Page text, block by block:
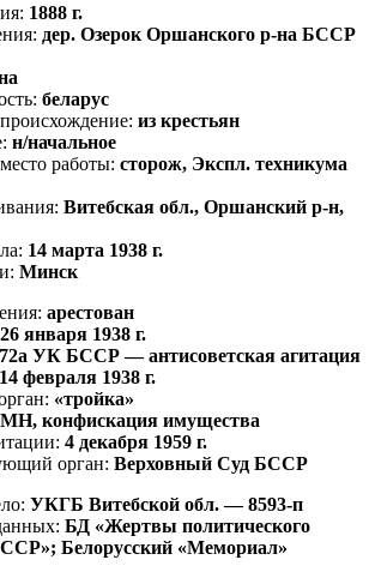
1888 г.
дер. Озерок Оршанского р-на БССР
беларус
из крестьян
н/начальное
работы: сторож, Экспл. техникума
Витебская обл., Оршанский р-н,
14 марта 1938 г.
Минск
арестован
26 января 1938 г.
72а УК БССР — антисоветская агитация
14 февраля 1938 г.
«тройка»
конфискация имущества
4 декабря 1959 г.
орган: Верховный Суд БССР
УКГБ Витебской обл. — 8593-п
БД «Жертвы политического
Белорусский «Мемориал»